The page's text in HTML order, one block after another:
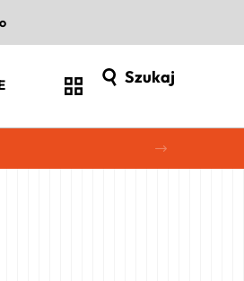
Szukaj